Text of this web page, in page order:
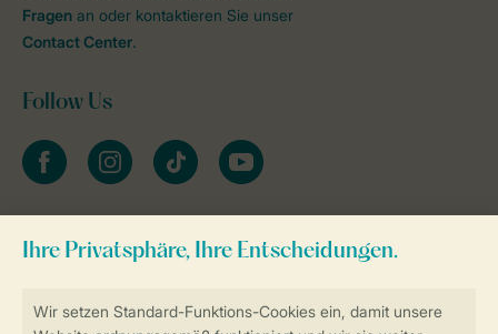
Fragen an oder kontaktieren Sie unser
Contact Center.
Follow Us
facebookinstagramtiktok youtube
Zum Newsletter anmelden